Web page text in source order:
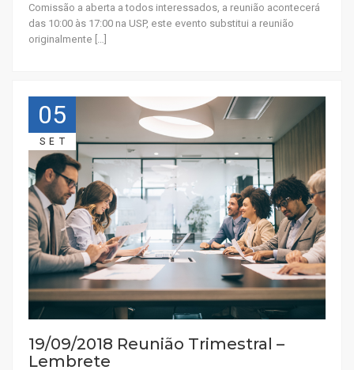
Comissão a aberta a todos interessados, a reunião acontecerá
das 10:00 às 17:00 na USP, este evento substitui a reunião
originalmente […]
05
SET
19/09/2018 Reunião Trimestral –
Lembrete